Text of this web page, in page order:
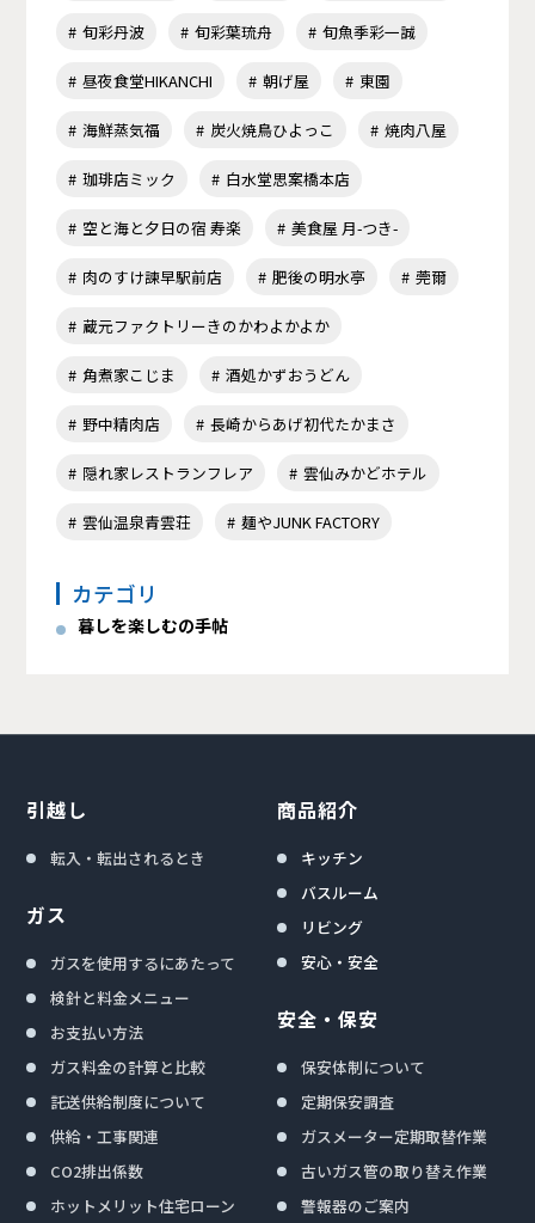
旬彩丹波 旬彩葉琉舟 旬魚季彩一誠
昼夜食堂HIKANCHI 朝げ屋 東園
海鮮蒸気福 炭火焼鳥ひよっこ 焼肉八屋
珈琲店ミック 白水堂思案橋本店
空と海と夕日の宿 寿楽 美食屋 月-つき-
肉のすけ諫早駅前店 肥後の明水亭 莞爾
蔵元ファクトリーきのかわよかよか
角煮家こじま 酒処かずおうどん
野中精肉店 長崎からあげ初代たかまさ
隠れ家レストランフレア 雲仙みかどホテル
雲仙温泉青雲荘 麺やJUNK FACTORY
カテゴリ
暮しを楽しむの手帖
引越し
転入・転出されるとき
ガス
ガスを使用するにあたって
検針と料金メニュー
お支払い方法
ガス料金の計算と比較
託送供給制度について
供給・工事関連
CO2排出係数
ホットメリット住宅ローン
商品紹介
キッチン
バスルーム
リビング
安心・安全
安全・保安
保安体制について
定期保安調査
ガスメーター定期取替作業
古いガス管の取り替え作業
警報器のご案内